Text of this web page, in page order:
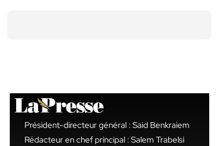
Président-directeur général : Said Benkraiem
Rédacteur en chef principal : Salem Trabelsi